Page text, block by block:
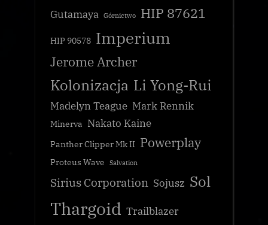
Gutamaya Górnictwo HIP 87621
HIP 90578 Imperium
Jerome Archer
Kolonizacja Li Yong-Rui
Madelyn Teague Mark Rennik
Minerva Nakato Kaine
Panther Clipper Mk II Powerplay
Proteus Wave Salvation
Sirius Corporation Sojusz Sol
Thargoid Trailblazer